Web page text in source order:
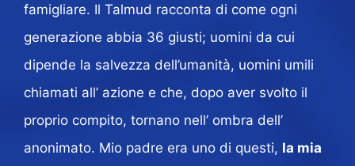
famigliare. Il Talmud racconta di come ogni
generazione abbia 36 giusti; uomini da cui
dipende la salvezza dell’umanità, uomini umili
chiamati all’ azione e che, dopo aver svolto il
proprio compito, tornano nell’ ombra dell’
anonimato. Mio padre era uno di questi, la mia